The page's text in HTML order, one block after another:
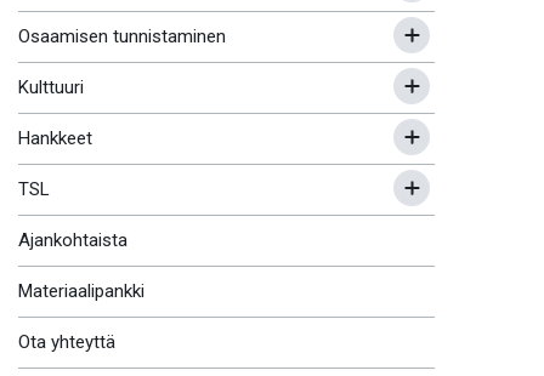
Osaamisen tunnistaminen
Kulttuuri
Hankkeet
TSL
Ajankohtaista
Materiaalipankki
Ota yhteyttä